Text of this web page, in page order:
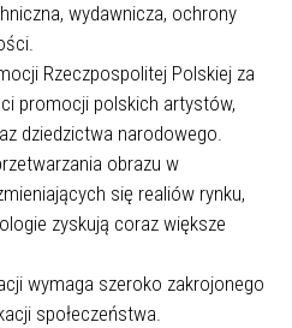
wydawnicza, ochrony
Rzeczpospolitej Polskiej za
promocji polskich artystów,
dziedzictwa narodowego.
obrazu w
się realiów rynku,
zyskują coraz większe
wymaga szeroko zakrojonego
społeczeństwa.